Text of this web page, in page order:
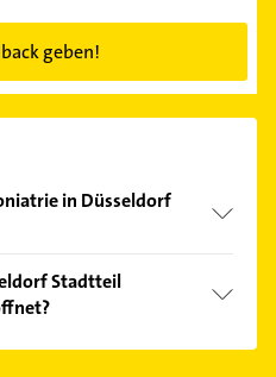
geben!
in Düsseldorf
Sie von den
können Sie sich
sortiert anzeigen lassen.
Stadtteil
Sie alleÖffnungszeiten.